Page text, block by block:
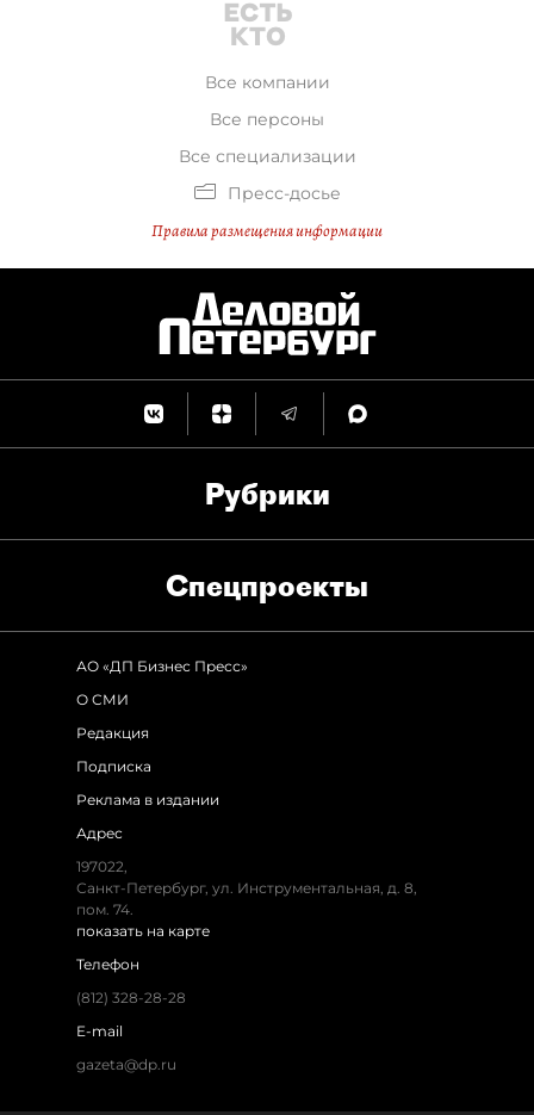
Все компании
Все персоны
Все специализации
Пресс-досье
Правила размещения информации
Рубрики
Спец­проекты
АО «ДП Бизнес Пресс»
О СМИ
Редакция
Подписка
Реклама в издании
Адрес
197022,
Санкт-Петербург, ул. Инструментальная, д. 8,
пом. 74.
показать на карте
Телефон
(812) 328-28-28
E-mail
gazeta@dp.ru